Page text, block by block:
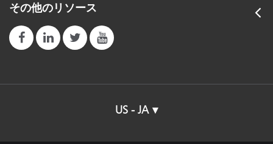
その他のリソース
US - JA